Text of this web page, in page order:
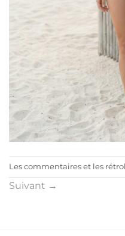
Les commentaires et les
Suivant →